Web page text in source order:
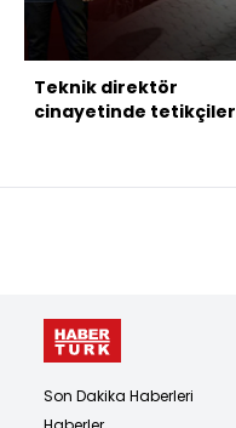
Teknik direktör
cinayetinde tetikçiler
Son Dakika Haberleri